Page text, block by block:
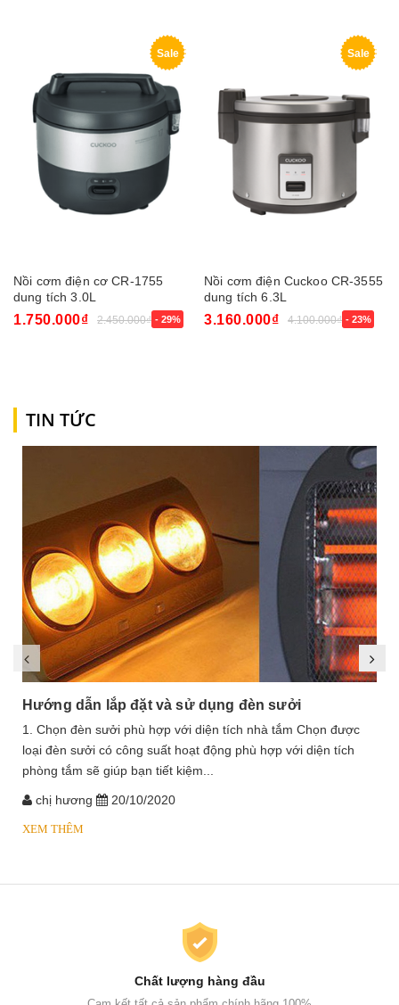
Sale
Nồi cơm điện cơ CR-1755
dung tích 3.0L
1.750.000₫ 2.450.000₫ - 29%
Sale
Nồi cơm điện Cuckoo CR-3555
dung tích 6.3L
3.160.000₫ 4.100.000₫ - 23%
TIN TỨC
Hướng dẫn lắp đặt và sử dụng đèn sưởi
1. Chọn đèn sưởi phù hợp với diện tích nhà tắm Chọn được
loại đèn sưởi có công suất hoạt động phù hợp với diện tích
phòng tắm sẽ giúp bạn tiết kiệm...
chị hương 20/10/2020
XEM THÊM
Chất lượng hàng đầu